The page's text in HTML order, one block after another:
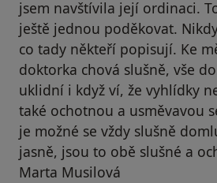
jsem navštívila její ordinaci.
ještě jednou poděkovat.
co tady někteří popisují. Ke
doktorka chová slušně, vše
uklidní i když ví, že vyhlídky
také ochotnou a usměvavou
je možné se vždy slušně
jasně, jsou to obě slušné a
Marta Musilová